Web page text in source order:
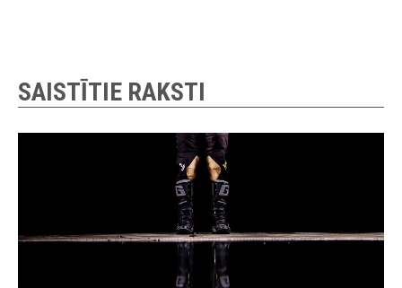
SAISTĪTIE RAKSTI